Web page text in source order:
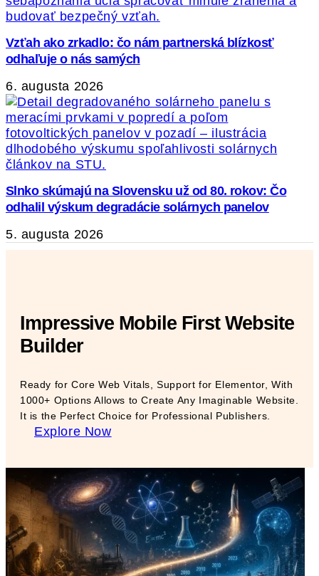
Vzťah ako zrkadlo: čo nám partnerská blízkosť
odhaľuje o nás samých
6. augusta 2026
Slnko skúmajú na Slovensku už od 80. rokov: Čo
odhalil výskum degradácie solárnych panelov
5. augusta 2026
Impressive Mobile First Website
Builder
Ready for Core Web Vitals, Support for Elementor, With
1000+ Options Allows to Create Any Imaginable Website.
It is the Perfect Choice for Professional Publishers.
Explore Now